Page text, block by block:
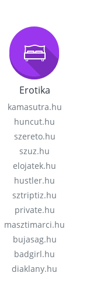
Erotika
kamasutra.hu
huncut.hu
szereto.hu
szuz.hu
elojatek.hu
hustler.hu
sztriptiz.hu
private.hu
masztimarci.hu
bujasag.hu
badgirl.hu
diaklany.hu